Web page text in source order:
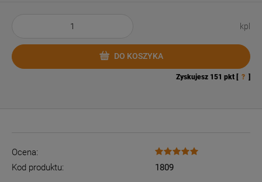
kpl
DO KOSZYKA
Zyskujesz 151 pkt [ ? ]
Ocena:
Kod produktu:
1809